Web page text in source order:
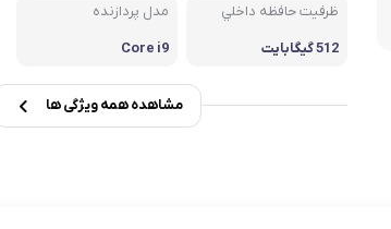
ظرفيت حافظه داخلي
512 گیگابايت
مدل پردازنده
Core i9
مشاهده همه ویژگی ها